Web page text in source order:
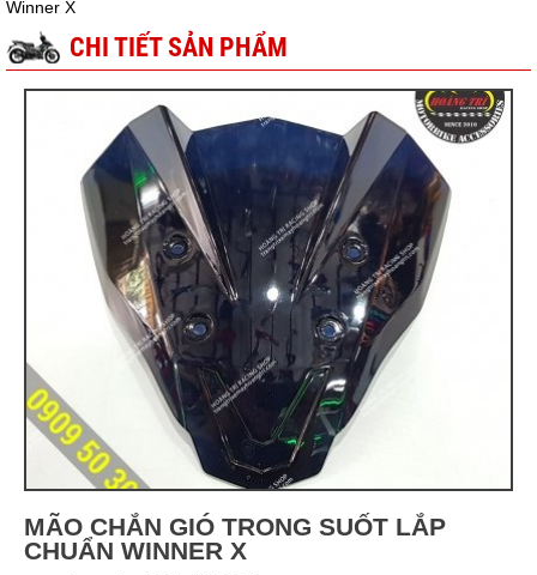
Winner X
CHI TIẾT SẢN PHẨM
MÃO CHẮN GIÓ TRONG SUỐT LẮP
CHUẨN WINNER X